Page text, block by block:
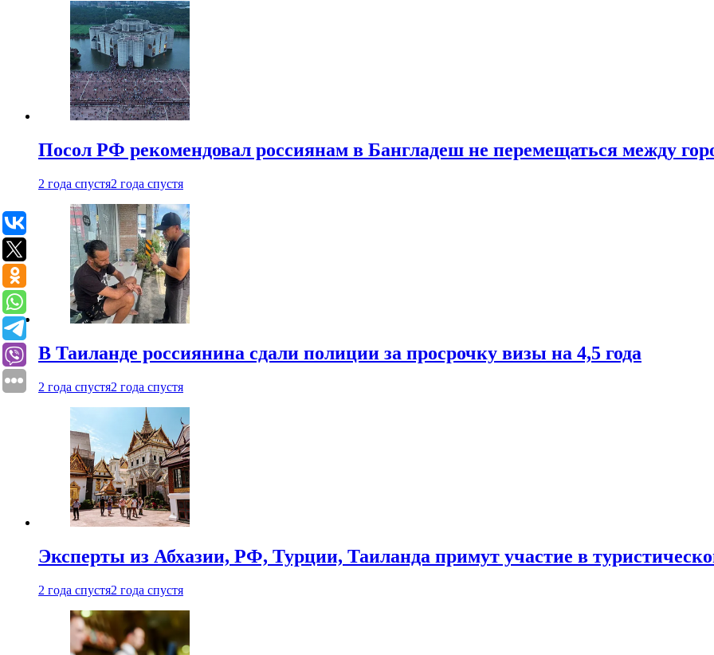
Посол РФ рекомендовал россиянам в Бангладеш не перемещаться между
2 года спустя2 года спустя
В Таиланде россиянина сдали полиции за просрочку визы на 4,5 года
2 года спустя2 года спустя
Эксперты из Абхазии, РФ, Турции, Таиланда примут участие в
2 года спустя2 года спустя